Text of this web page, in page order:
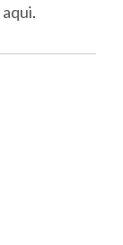
aqui.